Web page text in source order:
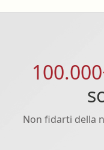
Non fidarti della